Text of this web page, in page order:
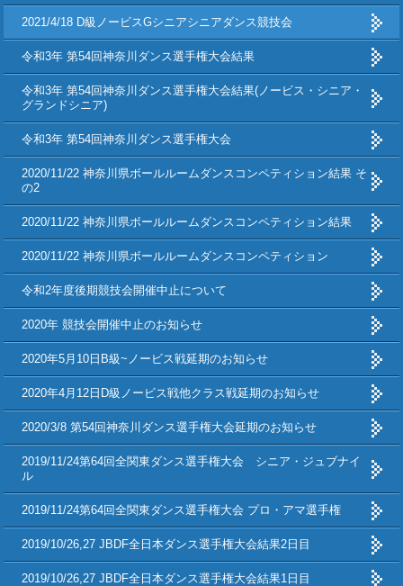
2021/4/18 D級ノービスGシニアシニアダンス競技会
令和3年 第54回神奈川ダンス選手権大会結果
令和3年 第54回神奈川ダンス選手権大会結果(ノービス・シニア・
グランドシニア)
令和3年 第54回神奈川ダンス選手権大会
2020/11/22 神奈川県ボールルームダンスコンペティション結果 そ
の2
2020/11/22 神奈川県ボールルームダンスコンペティション結果
2020/11/22 神奈川県ボールルームダンスコンペティション
令和2年度後期競技会開催中止について
2020年 競技会開催中止のお知らせ
2020年5月10日B級~ノービス戦延期のお知らせ
2020年4月12日D級ノービス戦他クラス戦延期のお知らせ
2020/3/8 第54回神奈川ダンス選手権大会延期のお知らせ
2019/11/24第64回全関東ダンス選手権大会 シニア・ジュブナイ
ル
2019/11/24第64回全関東ダンス選手権大会 プロ・アマ選手権
2019/10/26,27 JBDF全日本ダンス選手権大会結果2日目
2019/10/26,27 JBDF全日本ダンス選手権大会結果1日目